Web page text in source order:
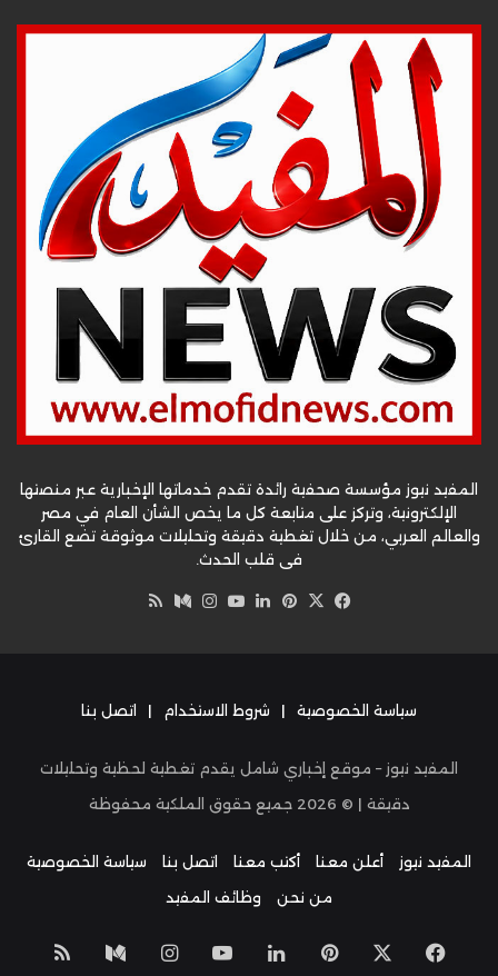
المفيد نيوز مؤسسة صحفية رائدة تقدم خدماتها الإخبارية عبر منصتها
الإلكترونية، وتركز على متابعة كل ما يخص الشأن العام في مصر
والعالم العربي، من خلال تغطية دقيقة وتحليلات موثوقة تضع القارئ
في قلب الحدث.
فيسبوك
‫X بينتيريست
لينكدإن‫YouTube
انستقرام
وسط
سياسة الخصوصية | شروط الاستخدام | اتصل بنا
المفيد نيوز – موقع إخباري شامل يقدم تغطية لحظية وتحليلات
دقيقة | © 2026 جميع حقوق الملكية محفوظة
المفيد نيوز أعلن معنا أكتب معنا اتصل بنا
سياسة الخصوصية
من نحن
وظائف المفيد
فيسبوك بينتيريست
لينكدإن‫YouTube
انستقراموسط